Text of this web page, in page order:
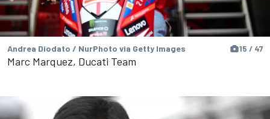
Andrea Diodato / NurPhoto via Getty Images 15 / 47
Marc Marquez, Ducati Team